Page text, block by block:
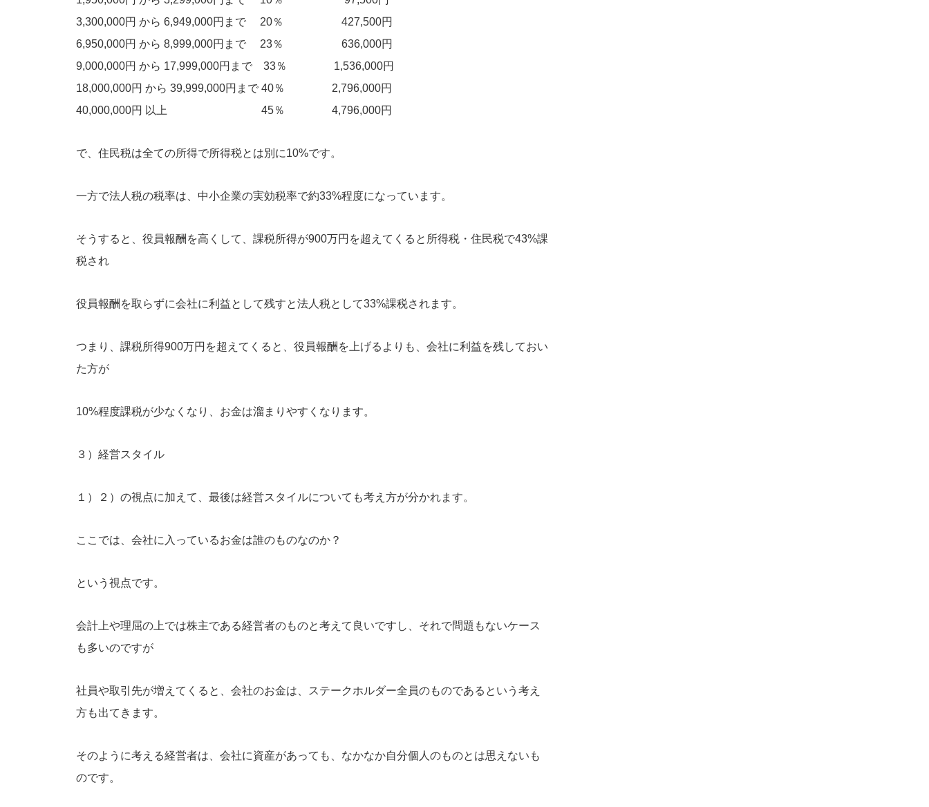
3,300,000円 から 6,949,000円まで 20％ 427,500円
6,950,000円 から 8,999,000円まで 23％ 636,000円
9,000,000円 から 17,999,000円まで 33％ 1,536,000円
18,000,000円 から 39,999,000円まで 40％ 2,796,000円
40,000,000円 以上 45％ 4,796,000円
で、住民税は全ての所得で所得税とは別に10%です。
一方で法人税の税率は、中小企業の実効税率で約33%程度になっています。
そうすると、役員報酬を高くして、課税所得が900万円を超えてくると所得税・住民税で43%課
税され
役員報酬を取らずに会社に利益として残すと法人税として33%課税されます。
つまり、課税所得900万円を超えてくると、役員報酬を上げるよりも、会社に利益を残しておい
た方が
10%程度課税が少なくなり、お金は溜まりやすくなります。
３）経営スタイル
１）２）の視点に加えて、最後は経営スタイルについても考え方が分かれます。
ここでは、会社に入っているお金は誰のものなのか？
という視点です。
会計上や理屈の上では株主である経営者のものと考えて良いですし、それで問題もないケース
も多いのですが
社員や取引先が増えてくると、会社のお金は、ステークホルダー全員のものであるという考え
方も出てきます。
そのように考える経営者は、会社に資産があっても、なかなか自分個人のものとは思えないも
のです。